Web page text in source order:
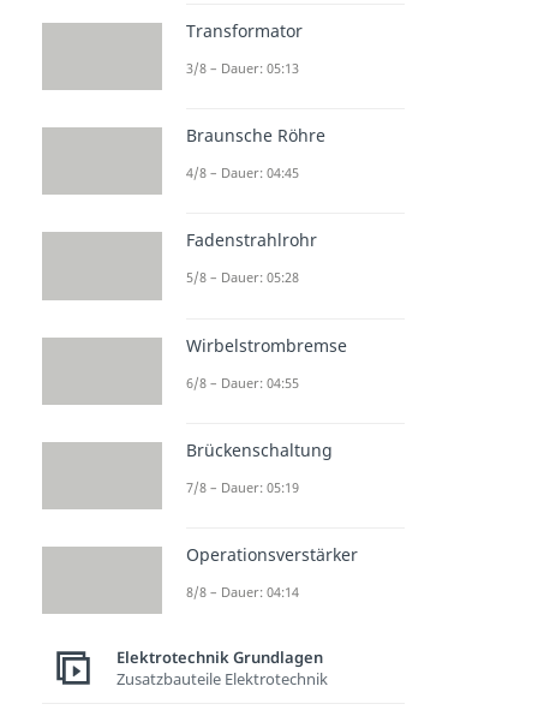
Transformator
3/8 – Dauer: 05:13
Braunsche Röhre
4/8 – Dauer: 04:45
Fadenstrahlrohr
5/8 – Dauer: 05:28
Wirbelstrombremse
6/8 – Dauer: 04:55
Brückenschaltung
7/8 – Dauer: 05:19
Operationsverstärker
8/8 – Dauer: 04:14
Elektrotechnik Grundlagen
Zusatzbauteile Elektrotechnik